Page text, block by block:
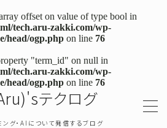
offset on value of type bool in
tech.aru-zakki.com/wp-
head/ogp.php on line 76
"term_id" on null in
tech.aru-zakki.com/wp-
head/ogp.php on line 76
テクログ
ング・AIについて発信するブログ